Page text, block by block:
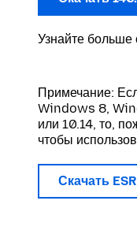
Узнайте больше
Примечание:
Windows 8,
или 10.14, то,
чтобы
Скачать